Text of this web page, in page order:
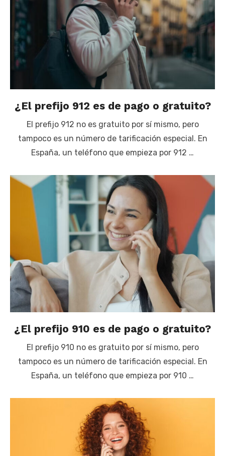
¿El prefijo 912 es de pago o gratuito?
El prefijo 912 no es gratuito por sí mismo, pero
tampoco es un número de tarificación especial. En
España, un teléfono que empieza por 912 …
¿El prefijo 910 es de pago o gratuito?
El prefijo 910 no es gratuito por sí mismo, pero
tampoco es un número de tarificación especial. En
España, un teléfono que empieza por 910 …